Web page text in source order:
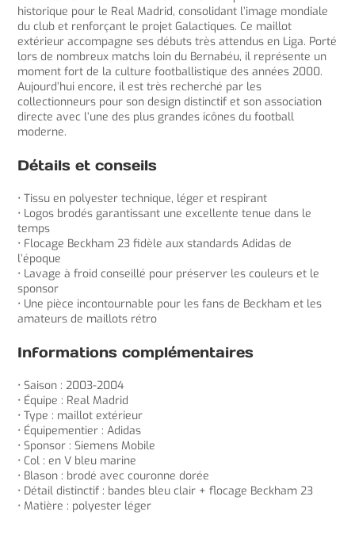
historique pour le Real Madrid, consolidant l’image mondiale
du club et renforçant le projet Galactiques. Ce maillot
extérieur accompagne ses débuts très attendus en Liga. Porté
lors de nombreux matchs loin du Bernabéu, il représente un
moment fort de la culture footballistique des années 2000.
Aujourd’hui encore, il est très recherché par les
collectionneurs pour son design distinctif et son association
directe avec l’une des plus grandes icônes du football
moderne.
Détails et conseils
• Tissu en polyester technique, léger et respirant
• Logos brodés garantissant une excellente tenue dans le
temps
• Flocage Beckham 23 fidèle aux standards Adidas de
l’époque
• Lavage à froid conseillé pour préserver les couleurs et le
sponsor
• Une pièce incontournable pour les fans de Beckham et les
amateurs de maillots rétro
Informations complémentaires
• Saison : 2003-2004
• Équipe : Real Madrid
• Type : maillot extérieur
• Équipementier : Adidas
• Sponsor : Siemens Mobile
• Col : en V bleu marine
• Blason : brodé avec couronne dorée
• Détail distinctif : bandes bleu clair + flocage Beckham 23
• Matière : polyester léger